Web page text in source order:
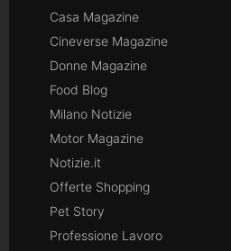
Casa Magazine
Cineverse Magazine
Donne Magazine
Food Blog
Milano Notizie
Motor Magazine
Notizie.it
Offerte Shopping
Pet Story
Professione Lavoro